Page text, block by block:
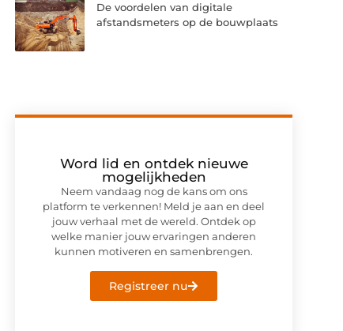
De voordelen van digitale
afstandsmeters op de bouwplaats
Word lid en ontdek nieuwe
mogelijkheden
Neem vandaag nog de kans om ons
platform te verkennen! Meld je aan en deel
jouw verhaal met de wereld. Ontdek op
welke manier jouw ervaringen anderen
kunnen motiveren en samenbrengen.
Registreer nu